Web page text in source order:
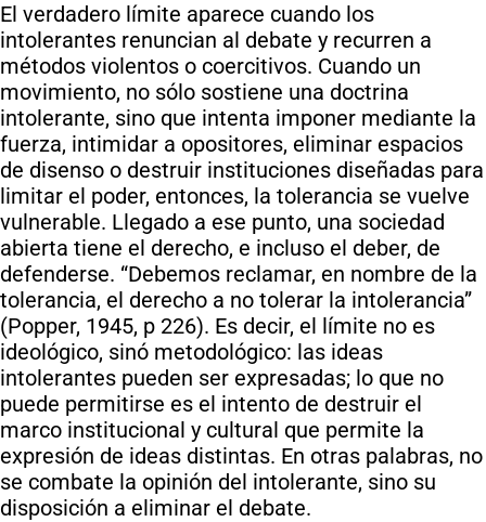
El verdadero límite aparece cuando los
intolerantes renuncian al debate y recurren a
métodos violentos o coercitivos. Cuando un
movimiento, no sólo sostiene una doctrina
intolerante, sino que intenta imponer mediante la
fuerza, intimidar a opositores, eliminar espacios
de disenso o destruir instituciones diseñadas para
limitar el poder, entonces, la tolerancia se vuelve
vulnerable. Llegado a ese punto, una sociedad
abierta tiene el derecho, e incluso el deber, de
defenderse. “Debemos reclamar, en nombre de la
tolerancia, el derecho a no tolerar la intolerancia”
(Popper, 1945, p 226). Es decir, el límite no es
ideológico, sinó metodológico: las ideas
intolerantes pueden ser expresadas; lo que no
puede permitirse es el intento de destruir el
marco institucional y cultural que permite la
expresión de ideas distintas. En otras palabras, no
se combate la opinión del intolerante, sino su
disposición a eliminar el debate.